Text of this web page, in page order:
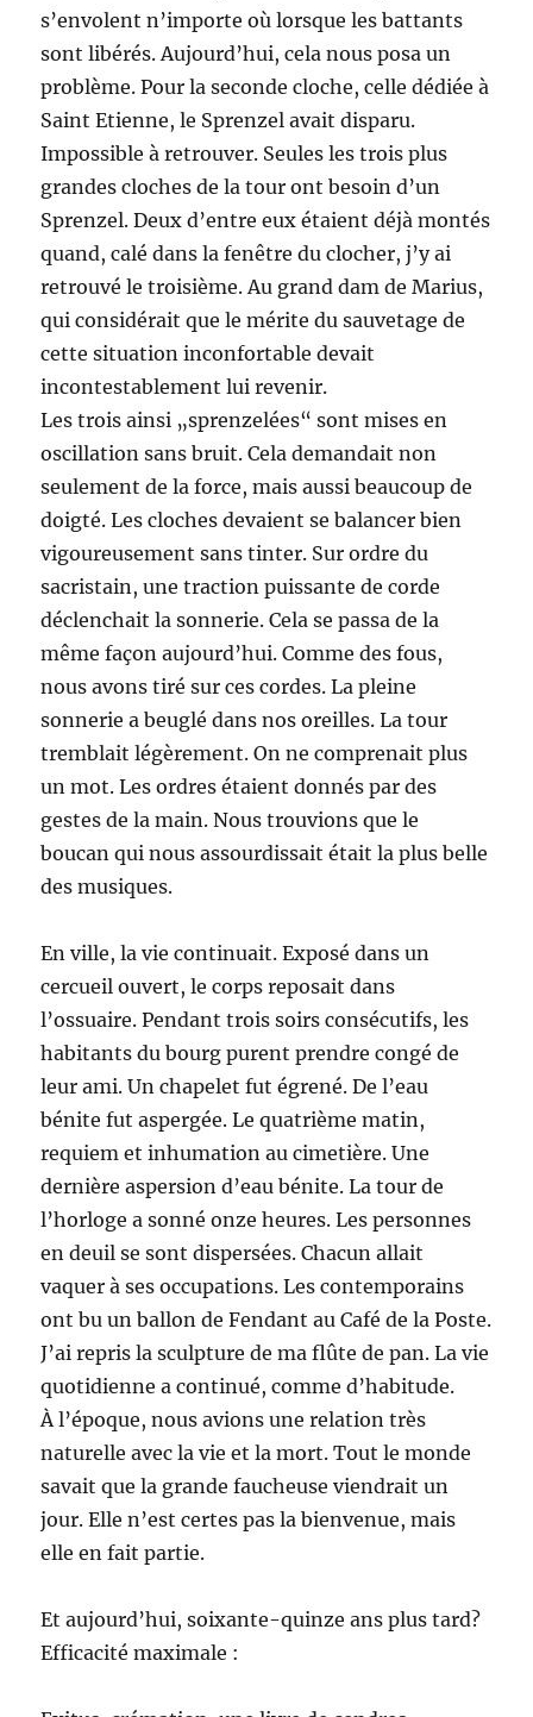
s’envolent n’importe où lorsque les battants
sont libérés. Aujourd’hui, cela nous posa un
problème. Pour la seconde cloche, celle dédiée à
Saint Etienne, le Sprenzel avait disparu.
Impossible à retrouver. Seules les trois plus
grandes cloches de la tour ont besoin d’un
Sprenzel. Deux d’entre eux étaient déjà montés
quand, calé dans la fenêtre du clocher, j’y ai
retrouvé le troisième. Au grand dam de Marius,
qui considérait que le mérite du sauvetage de
cette situation inconfortable devait
incontestablement lui revenir.
Les trois ainsi „sprenzelées“ sont mises en
oscillation sans bruit. Cela demandait non
seulement de la force, mais aussi beaucoup de
doigté. Les cloches devaient se balancer bien
vigoureusement sans tinter. Sur ordre du
sacristain, une traction puissante de corde
déclenchait la sonnerie. Cela se passa de la
même façon aujourd’hui. Comme des fous,
nous avons tiré sur ces cordes. La pleine
sonnerie a beuglé dans nos oreilles. La tour
tremblait légèrement. On ne comprenait plus
un mot. Les ordres étaient donnés par des
gestes de la main. Nous trouvions que le
boucan qui nous assourdissait était la plus belle
des musiques.
En ville, la vie continuait. Exposé dans un
cercueil ouvert, le corps reposait dans
l’ossuaire. Pendant trois soirs consécutifs, les
habitants du bourg purent prendre congé de
leur ami. Un chapelet fut égrené. De l’eau
bénite fut aspergée. Le quatrième matin,
requiem et inhumation au cimetière. Une
dernière aspersion d’eau bénite. La tour de
l’horloge a sonné onze heures. Les personnes
en deuil se sont dispersées. Chacun allait
vaquer à ses occupations. Les contemporains
ont bu un ballon de Fendant au Café de la Poste.
J’ai repris la sculpture de ma flûte de pan. La vie
quotidienne a continué, comme d’habitude.
À l’époque, nous avions une relation très
naturelle avec la vie et la mort. Tout le monde
savait que la grande faucheuse viendrait un
jour. Elle n’est certes pas la bienvenue, mais
elle en fait partie.
Et aujourd’hui, soixante-quinze ans plus tard?
Efficacité maximale :